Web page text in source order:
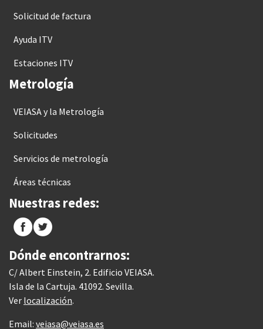
Solicitud de factura
Ayuda ITV
Estaciones ITV
Metrología
VEIASA y la Metrología
Solicitudes
Servicios de metrología
Áreas técnicas
Nuestras redes:
Dónde encontrarnos:
C/ Albert Einstein, 2. Edificio VEIASA.
Isla de la Cartuja. 41092. Sevilla.
Ver localización.
Email: veiasa@veiasa.es